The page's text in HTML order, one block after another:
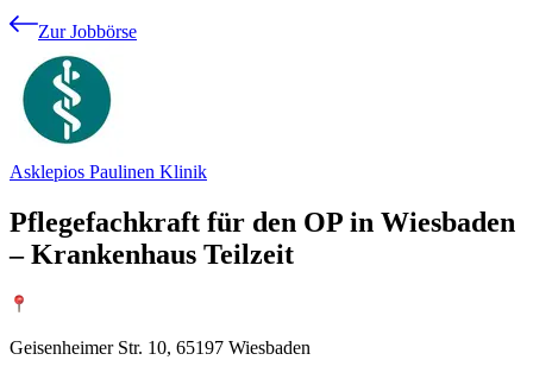
Zur Jobbörse
Asklepios Paulinen Klinik
Pflegefachkraft für den OP in Wiesbaden
– Krankenhaus Teilzeit
Geisenheimer Str. 10, 65197 Wiesbaden